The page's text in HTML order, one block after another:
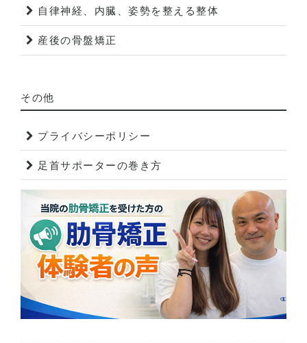
自律神経、内臓、姿勢を整える整体
産後の骨盤矯正
その他
プライバシーポリシー
足首サポーターの巻き方